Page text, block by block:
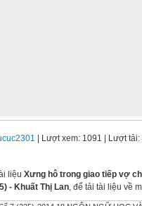
| Lượt xem: 1091 | Lượt tải:
liệu Xưng hô trong giao tiếp vợ
- Khuất Thị Lan, để tải tài liệu về